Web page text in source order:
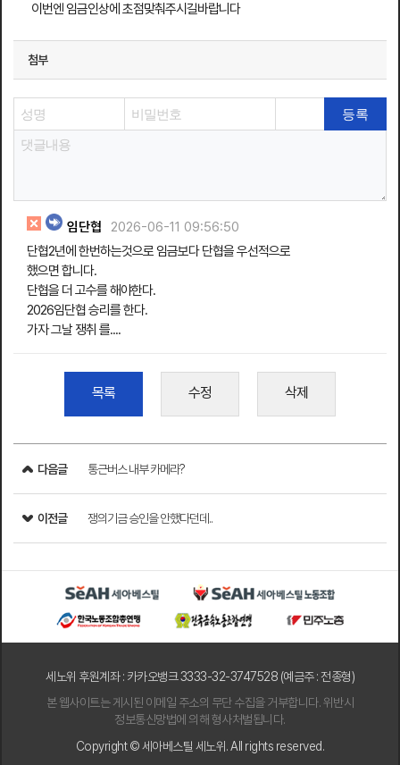
이번엔 임금인상에 초점맞춰주시길바랍니다
첨부
임단협
2026-06-11 09:56:50
단협2년에 한번하는것으로 임금보다 단협을 우선적으로
했으면 합니다.
단협을 더 고수를 해야한다.
2026임단협 승리를 한다.
가자 그날 쟁취 를....
목록 수정 삭제
다음글 통근버스 내부 카메라?
이전글 쟁의기금 승인을 안했다던데..
세노위 후원계좌 : 카카오뱅크 3333-32-3747528 (예금주 : 전종형)
본 웹사이트는 게시된 이메일 주소의 무단 수집을 거부합니다. 위반시
정보통신망법에 의해 형사처벌됩니다.
Copyright © 세아베스틸 세노위. All rights reserved.